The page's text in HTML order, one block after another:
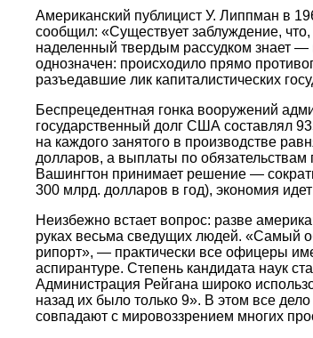
Американский публицист У. Липпман в
сообщил: «Существует заблуждение,
наделенный твердым рассудком знает —
однозначен: происходило прямо
разъедавшие лик капиталистических
Беспрецедентная гонка вооружений
государственный долг США составлял
на каждого занятого в производстве
долларов, а выплаты по
Вашингтон принимает решение —
300 млрд. долларов в год), экономия
Неизбежно встает вопрос: разве
руках весьма сведущих людей. «Самый
рипорт», — практически все офицеры
аспирантуре. Степень кандидата наук
Администрация Рейгана широко
назад их было только 9». В этом все
совпадают с мировоззрением многих